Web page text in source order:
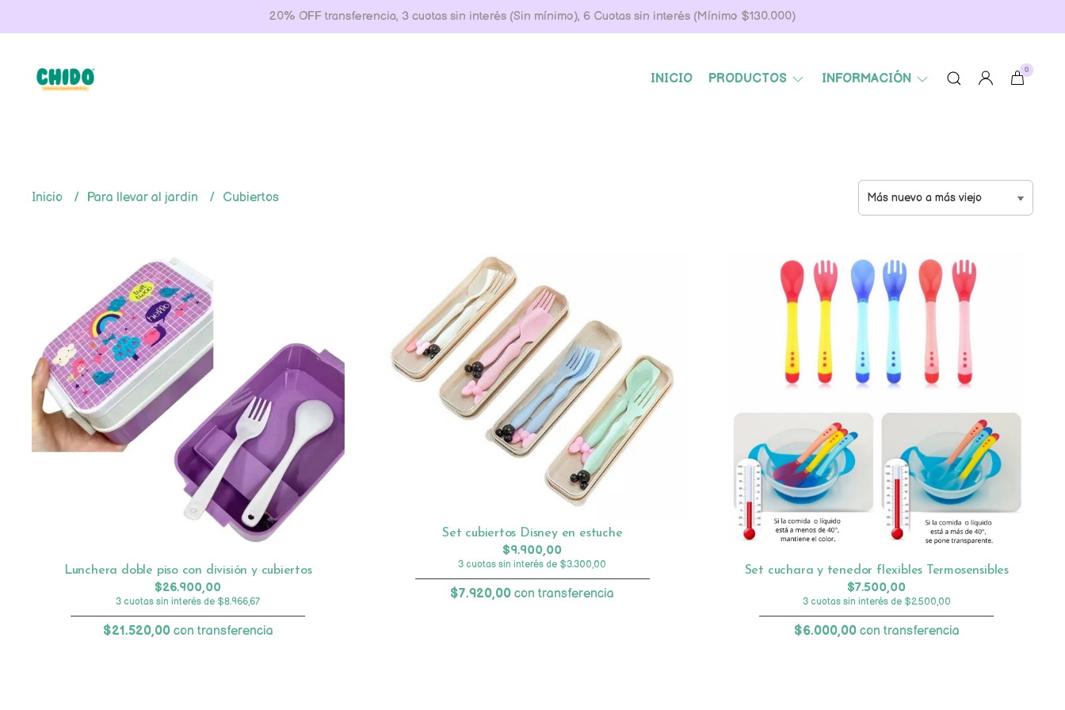
20% OFF transferencia, 3 cuotas sin interés (Sin mínimo), 6 Cuotas sin interés (Mínimo $130.000)
INICIO PRODUCTOS INFORMACIÓN
0
Inicio Para llevar al jardin Cubiertos
Lunchera doble piso con división y cubiertos
$26.900,00
3 cuotas sin interés de $8.966,67
$21.520,00con transferencia
Set cubiertos Disney en estuche
$9.900,00
3 cuotas sin interés de $3.300,00
$7.920,00 con transferencia
Set cuchara y tenedor flexibles Termosensibles
$7.500,00
3 cuotas sin interés de $2.500,00
$6.000,00con transferencia